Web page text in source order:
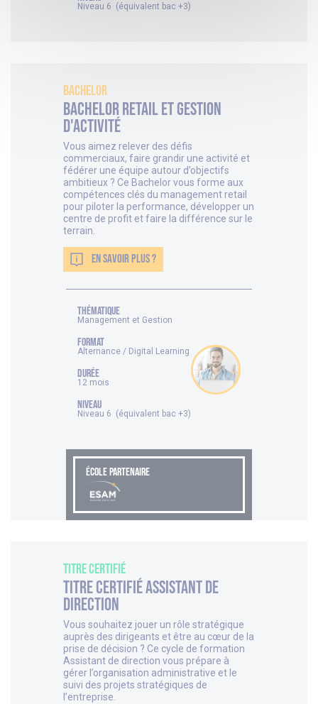
Niveau 6 (équivalent bac +3)
Bachelor
Bachelor Retail et Gestion
d'activité
Vous aimez relever des défis
commerciaux, faire grandir une activité et
fédérer une équipe autour d’objectifs
ambitieux ? Ce Bachelor vous forme aux
compétences clés du management retail
pour piloter la performance, développer un
centre de profit et faire la différence sur le
terrain.
EN SAVOIR PLUS ?
thématique
Management et Gestion
FORMAT
Alternance / Digital Learning
DURÉE
12 mois
NIVEAU
Niveau 6 (équivalent bac +3)
ÉCOLE PARTENAIRE
Titre Certifié
Titre Certifié Assistant de
Direction
Vous souhaitez jouer un rôle stratégique
auprès des dirigeants et être au cœur de la
prise de décision ? Ce cycle de formation
Assistant de direction vous prépare à
gérer l’organisation administrative et le
suivi des projets stratégiques de
l’entreprise.